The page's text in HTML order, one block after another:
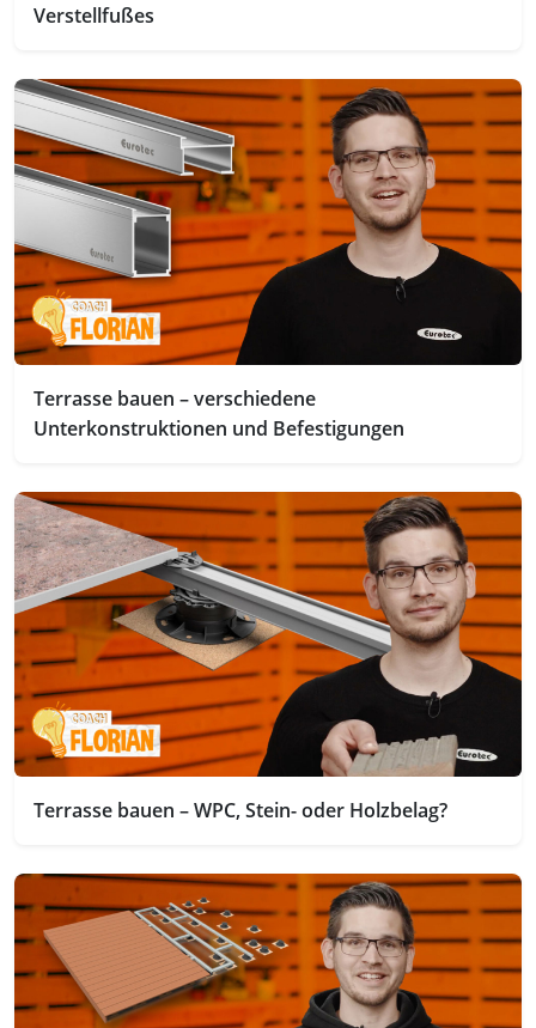
Verstellfußes
Terrasse bauen – verschiedene
Unterkonstruktionen und Befestigungen
Terrasse bauen – WPC, Stein- oder Holzbelag?